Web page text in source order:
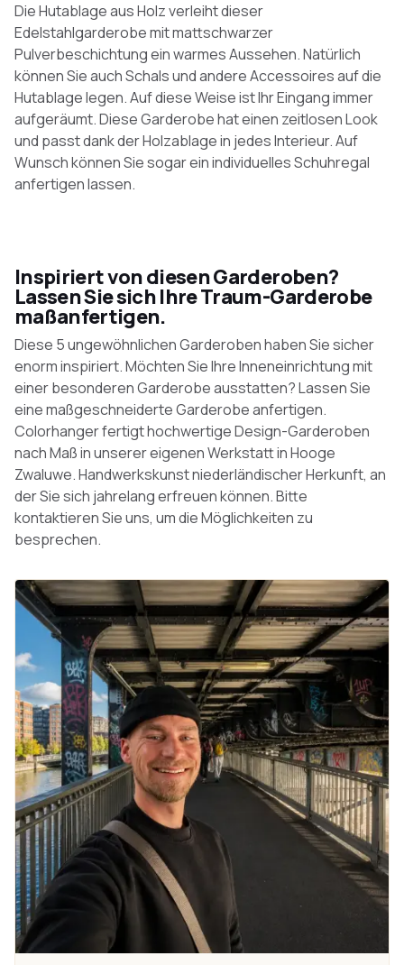
Die Hutablage aus Holz verleiht dieser
Edelstahlgarderobe mit mattschwarzer
Pulverbeschichtung ein warmes Aussehen. Natürlich
können Sie auch Schals und andere Accessoires auf die
Hutablage legen. Auf diese Weise ist Ihr Eingang immer
aufgeräumt. Diese Garderobe hat einen zeitlosen Look
und passt dank der Holzablage in jedes Interieur. Auf
Wunsch können Sie sogar ein individuelles Schuhregal
anfertigen lassen.
Inspiriert von diesen Garderoben?
Lassen Sie sich Ihre Traum-Garderobe
maßanfertigen.
Diese 5 ungewöhnlichen Garderoben haben Sie sicher
enorm inspiriert. Möchten Sie Ihre Inneneinrichtung mit
einer besonderen Garderobe ausstatten? Lassen Sie
eine maßgeschneiderte Garderobe anfertigen.
Colorhanger fertigt hochwertige Design-Garderoben
nach Maß in unserer eigenen Werkstatt in Hooge
Zwaluwe. Handwerkskunst niederländischer Herkunft, an
der Sie sich jahrelang erfreuen können. Bitte
kontaktieren Sie uns, um die Möglichkeiten zu
besprechen.